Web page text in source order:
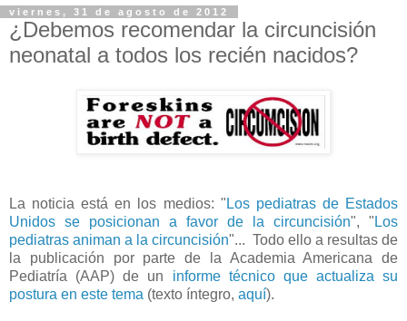
viernes, 31 de agosto de 2012
¿Debemos recomendar la circuncisión
neonatal a todos los recién nacidos?
La noticia está en los medios: " Los pediatras de Estados
Unidos se posicionan a favor de la circuncisión", " Los
pediatras animan a la circuncisión"... Todo ello a resultas de
la publicación por parte de la Academia Americana de
Pediatría (AAP) de un informe técnico que actualiza su
postura en este tema (texto íntegro, aquí).